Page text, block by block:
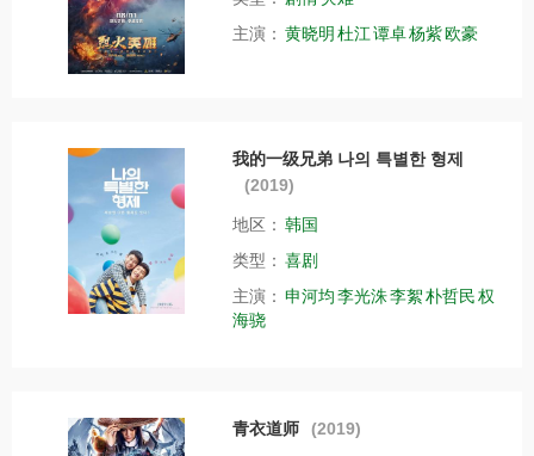
主演： 黄晓明 杜江谭卓杨紫欧豪
我的一级兄弟 나의 특별한 형제
(2019)
地区： 韩国
类型： 喜剧
主演： 申河均李光洙李絮朴哲民权
海骁
青衣道师 (2019)